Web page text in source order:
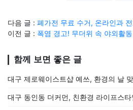
다음 글 : 폐가전 무료 수거, 온라인과
이전 글 : 폭염 경고! 무더위 속 야외활
함께 보면 좋은 글
대구 제로웨이스트샵 예쓰, 환경의 날
대구 동인동 더커먼, 친환경 라이프스